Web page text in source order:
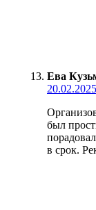
Ева
20.02.2025
был
в срок.